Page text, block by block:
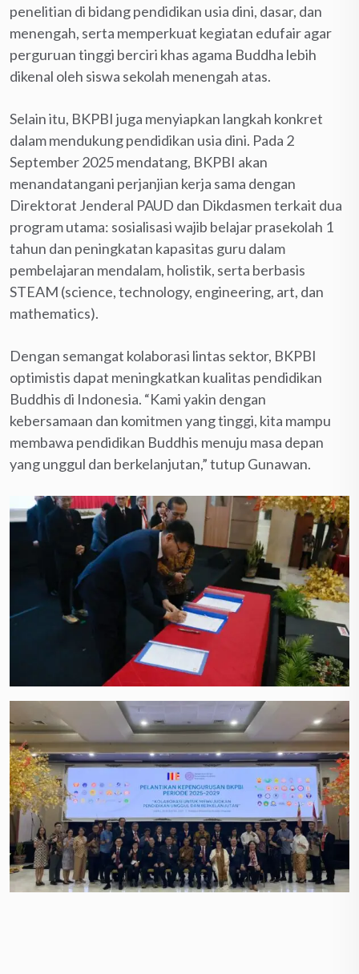
penelitian di bidang pendidikan usia dini, dasar, dan
menengah, serta memperkuat kegiatan edufair agar
perguruan tinggi berciri khas agama Buddha lebih
dikenal oleh siswa sekolah menengah atas.
Selain itu, BKPBI juga menyiapkan langkah konkret
dalam mendukung pendidikan usia dini. Pada 2
September 2025 mendatang, BKPBI akan
menandatangani perjanjian kerja sama dengan
Direktorat Jenderal PAUD dan Dikdasmen terkait dua
program utama: sosialisasi wajib belajar prasekolah 1
tahun dan peningkatan kapasitas guru dalam
pembelajaran mendalam, holistik, serta berbasis
STEAM (science, technology, engineering, art, dan
mathematics).
Dengan semangat kolaborasi lintas sektor, BKPBI
optimistis dapat meningkatkan kualitas pendidikan
Buddhis di Indonesia. “Kami yakin dengan
kebersamaan dan komitmen yang tinggi, kita mampu
membawa pendidikan Buddhis menuju masa depan
yang unggul dan berkelanjutan,” tutup Gunawan.